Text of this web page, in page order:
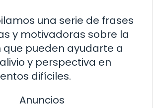
una serie de frases
y motivadoras sobre la
que pueden ayudarte a
y perspectiva en
difíciles.
Anuncios